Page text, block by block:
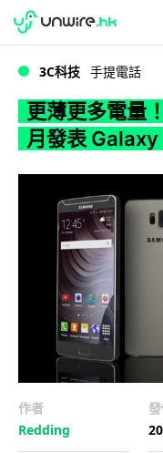
WWDC 2026
3C科技 手提電話
更薄更多電量
月發表
作者
Redding